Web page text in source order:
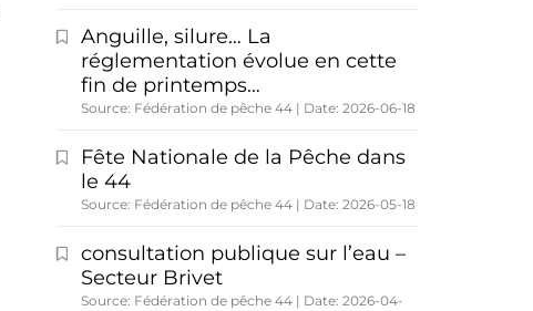
Anguille, silure… La
réglementation évolue en cette
fin de printemps…
Source: Fédération de pêche 44 Date: 2026-06-18
Fête Nationale de la Pêche dans
le 44
Source: Fédération de pêche 44 Date: 2026-05-18
consultation publique sur l’eau –
Secteur Brivet
Source: Fédération de pêche 44
Date: 2026-04-